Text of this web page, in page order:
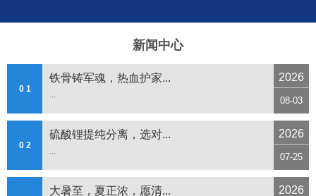
新闻中心
0 1
铁骨铸军魂，热血护家...
...
2026
08-03
0 2
硫酸锂提纯分离，选对...
...
2026
07-25
大暑至，夏正浓，愿清... 2026